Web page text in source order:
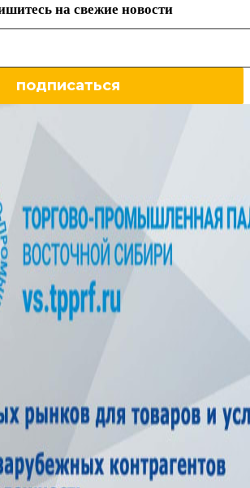
на свежие новости